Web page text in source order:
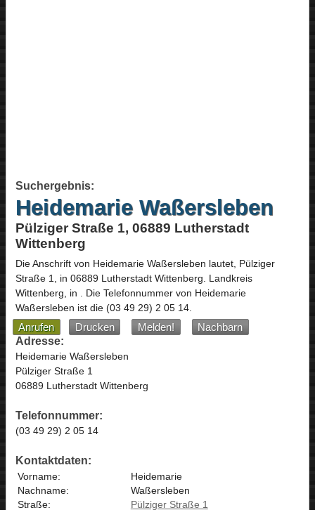
Suchergebnis:
Heidemarie Waßersleben
Pülziger Straße 1, 06889 Lutherstadt
Wittenberg
Die Anschrift von Heidemarie Waßersleben lautet, Pülziger
Straße 1, in 06889 Lutherstadt Wittenberg. Landkreis
Wittenberg, in . Die Telefonnummer von Heidemarie
Waßersleben ist die (03 49 29) 2 05 14.
Anrufen Drucken Melden!
Nachbarn
Adresse:
Heidemarie Waßersleben
Pülziger Straße 1
06889 Lutherstadt Wittenberg
Telefonnummer:
(03 49 29) 2 05 14
Kontaktdaten:
Vorname:
Heidemarie
Nachname:
Waßersleben
Straße:
Pülziger Straße 1